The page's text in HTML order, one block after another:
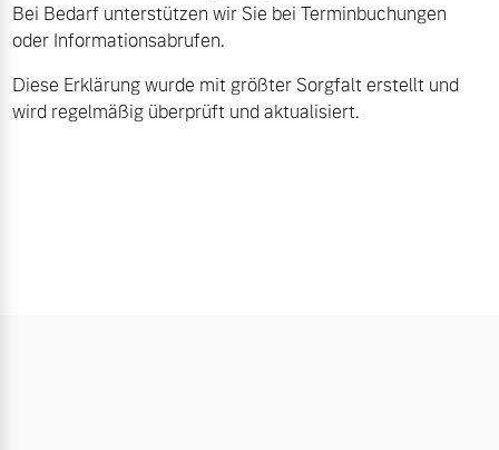
Bei Bedarf unterstützen wir Sie bei Terminbuchungen
oder Informationsabrufen.
Diese Erklärung wurde mit größter Sorgfalt erstellt und
wird regelmäßig überprüft und aktualisiert.